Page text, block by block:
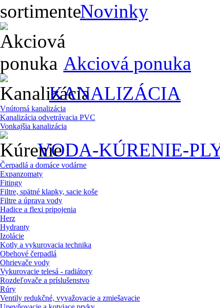
Novinky
Akciová ponuka
KANALIZÁCIA
Vnútorná kanalizácia
Kanalizácia odvetrávacia PVC
Vonkajšia kanalizácia
VODA-KÚRENIE-
Čerpadlá a domáce vodárne
Expanzomaty
Fitingy
Filtre, spätné klapky, sacie koše
Filtre a úprava vody
Hadice a flexi pripojenia
Herz
Hydranty
Izolácie
Kotly a vykurovacia technika
Obehové čerpadlá
Ohrievače vody
Vykurovacie telesá - radiátory
Rozdeľovače a príslušenstvo
Rúry
Ventily redukčné, vyvažovacie a zmiešavacie